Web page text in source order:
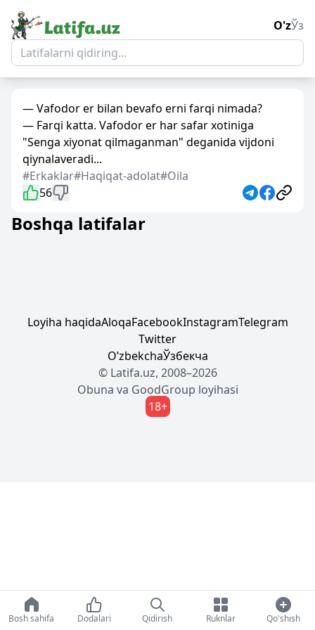
O'zЎз
— Vafodor er bilan bevafo erni farqi nimada?
— Farqi katta. Vafodor er har safar xotiniga
"Senga xiyonat qilmaganman" deganida vijdoni
qiynalaveradi...
#Erkaklar#Haqiqat-adolat#Oila
56
Boshqa latifalar
Loyiha haqidaAloqaFacebookInstagramTelegram
Twitter
OʼzbekchaЎзбекча
© Latifa.uz, 2008–2026
Obuna va GoodGroup loyihasi
18+
Bosh sahifa Dodalari Qidirish Ruknlar Qo'shish